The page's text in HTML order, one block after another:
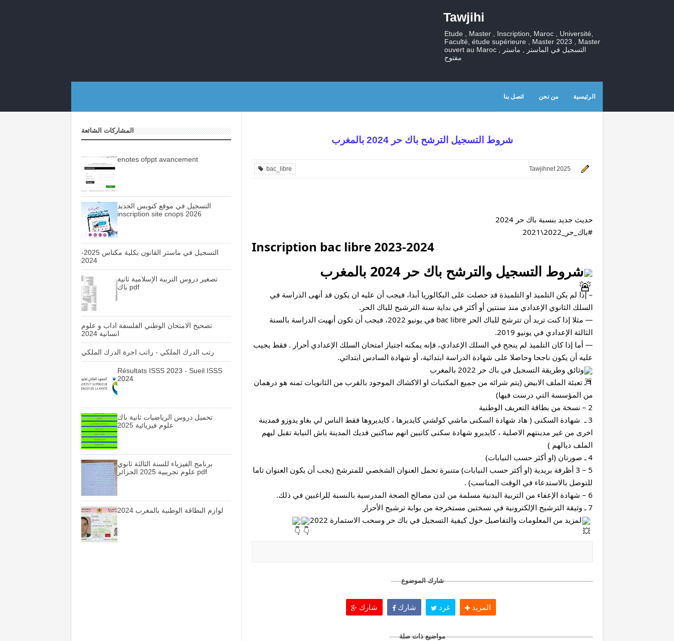
Tawjihi
Etude , Master , Inscription, Maroc , Université,
Faculté, étude supérieure , Master 2023 , Master
ouvert au Maroc , التسجيل في الماستر , ماستر
مفتوح
الرئيسية من نحن اتصل بنا
شروط التسجيل الترشح باك حر 2024 بالمغرب
Tawjihnet 2025
bac_libre
حديث جديد بنسبة باك حر 2024
#باك_حر_2022\2021
Inscription bac libre 2023-2024
شروط التسجيل والترشح باك حر 2024 بالمغرب
السلك الثانوي الإعدادي منذ سنتين أو أكثر في بداية سنة الترشيح للباك الحر.
الثالثة الإعدادي في يونيو 2019.
عليه أن يكون ناجحا وحاصلا على شهادة الدراسة ابتدائية، أو شهادة السادس ابتدائي.
وثائق وطريقة التسجيل في باك حر 2022 بالمغرب
من المؤسسة التي درست فيها)
2 – نسخة من بطاقة التعريف الوطنية
الملف ديالهم )
4 ـ صورتان (او أكثر حسب النيابات)
للتوصل بالاستدعاء في الوقت المناسب) .
6 – شهادة الإعفاء من التربية البدنية مسلمة من لدن مصالح الصحة المدرسية بالنسبة للراغبين في ذلك.
7 ـ وثيقة الترشيح الإلكترونية في نسختين مستخرجة من بوابة ترشيح الأحرار
لمزيد من المعلومات والتفاصيل حول كيفية التسجيل في باك حر وسحب الاستمارة 2022
شارك الموضوع
شارك شارك غرد المزيد
مواضيع ذات صلة
المشاركات الشائعة
enotes ofppt avancement
التسجيل في موقع كنوبس الجديد
inscription site cnops 2026
التسجيل في ماستر القانون بكلية مكناس 2025-
2024
تصغير دروس التربية الإسلامية ثانية
باك pdf
تصحيح الامتحان الوطني الفلسفة اداب و علوم
انسانية 2024
رتب الدرك الملكي - راتب اجرة الدرك الملكي
Résultats ISSS 2023 - Sueil ISSS
2024
تحميل دروس الرياضيات ثانية باك
علوم فيزيائية 2025
برنامج الفيزياء للسنة الثالثة ثانوي
علوم تجريبية 2025 الجزائر pdf
لوازم البطاقة الوطنية بالمغرب 2024